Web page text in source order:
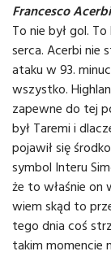
Francesco Acerbi
To nie był gol.
serca. Acerbi nie
ataku w 93.
wszystko.
zapewne do tej
był Taremi i
pojawił się
symbol Interu
że to właśnie on
wiem skąd to
tego dnia coś
takim momencie